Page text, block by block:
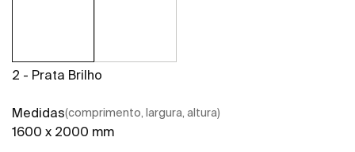
2 - Prata Brilho
Medidas(comprimento, largura, altura)
1600 x 2000 mm